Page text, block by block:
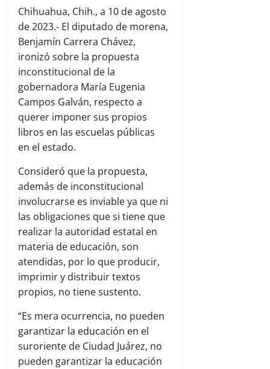
Chihuahua, Chih., a 10 de agosto
de 2023.- El diputado de morena,
Benjamín Carrera Chávez,
ironizó sobre la propuesta
inconstitucional de la
gobernadora María Eugenia
Campos Galván, respecto a
querer imponer sus propios
libros en las escuelas públicas
en el estado.
Consideró que la propuesta,
además de inconstitucional
involucrarse es inviable ya que ni
las obligaciones que si tiene que
realizar la autoridad estatal en
materia de educación, son
atendidas, por lo que producir,
imprimir y distribuir textos
propios, no tiene sustento.
“Es mera ocurrencia, no pueden
garantizar la educación en el
suroriente de Ciudad Juárez, no
pueden garantizar la educación